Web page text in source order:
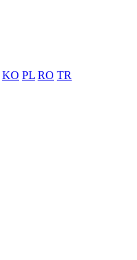
KO PL RO TR